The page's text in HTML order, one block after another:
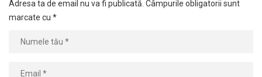
Adresa ta de email nu va fi publicată. Câmpurile obligatorii sunt
marcate cu *